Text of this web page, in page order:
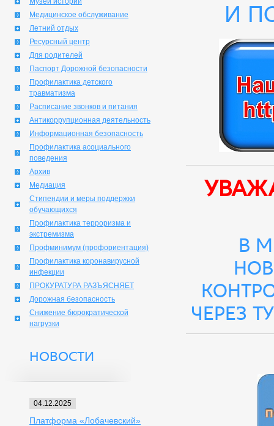
Медицинское обслуживание
Летний отдых
Ресурсный центр
Для родителей
Паспорт Дорожной безопасности
Профилактика детского
травматизма
Расписание звонков и питания
Антикоррупционная деятельность
Информационная безопасность
Профилактика асоциального
поведения
Архив
Медиация
Стипендии и меры поддержки
обучающихся
Профилактика терроризма и
экстремизма
Профминимум (профориентация)
Профилактика коронавирусной
инфекции
ПРОКУРАТУРА РАЗЪЯСНЯЕТ
Дорожная безопасность
Снижение бюрократической
нагрузки
НОВОСТИ
04.12.2025
Платформа «Лобачевский»
и
В
через